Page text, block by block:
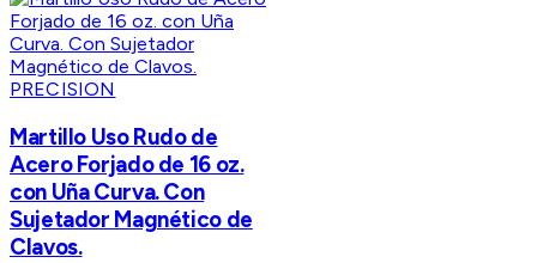
PRECISION
Martillo Uso Rudo de
Acero Forjado de 16 oz.
con Uña Curva. Con
Sujetador Magnético de
Clavos.